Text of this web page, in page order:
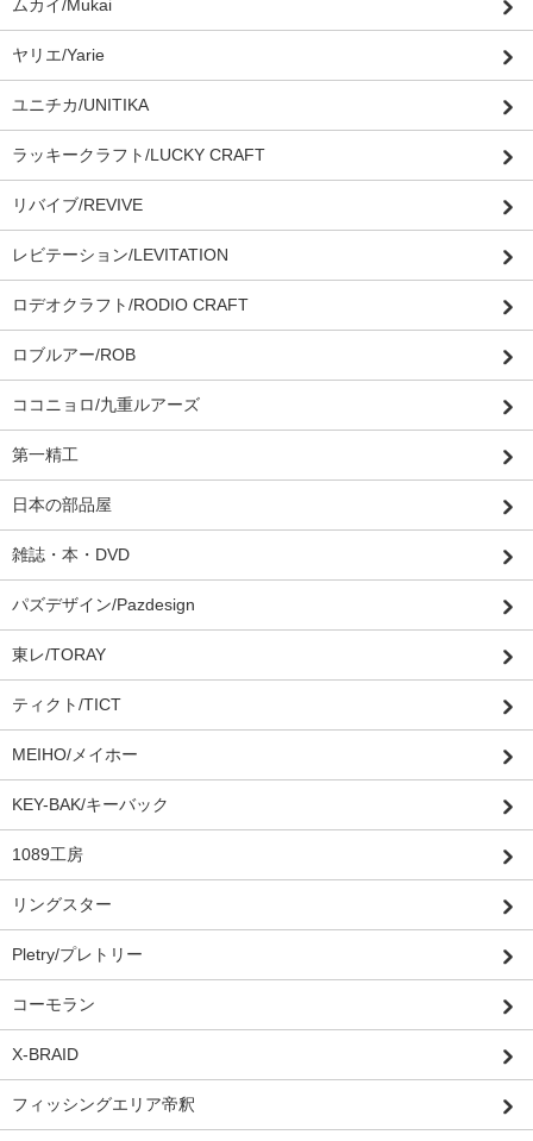
ムカイ/Mukai
ヤリエ/Yarie
ユニチカ/UNITIKA
ラッキークラフト/LUCKY CRAFT
リバイブ/REVIVE
レビテーション/LEVITATION
ロデオクラフト/RODIO CRAFT
ロブルアー/ROB
ココニョロ/九重ルアーズ
第一精工
日本の部品屋
雑誌・本・DVD
パズデザイン/Pazdesign
東レ/TORAY
ティクト/TICT
MEIHO/メイホー
KEY-BAK/キーバック
1089工房
リングスター
Pletry/プレトリー
コーモラン
X-BRAID
フィッシングエリア帝釈